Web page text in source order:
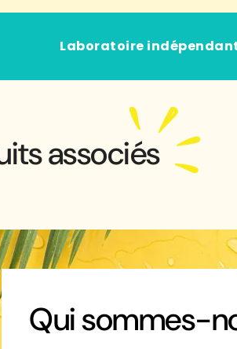
Laboratoire
associés
Qui sommes-